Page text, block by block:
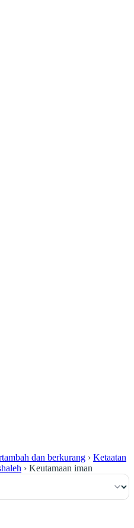
dan berkurang › Ketaatan
› Keutamaan iman